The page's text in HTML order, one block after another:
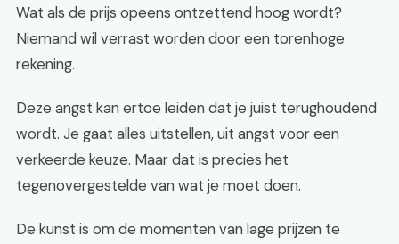
Wat als de prijs opeens ontzettend hoog wordt?
Niemand wil verrast worden door een torenhoge
rekening.
Deze angst kan ertoe leiden dat je juist terughoudend
wordt. Je gaat alles uitstellen, uit angst voor een
verkeerde keuze. Maar dat is precies het
tegenovergestelde van wat je moet doen.
De kunst is om de momenten van lage prijzen te